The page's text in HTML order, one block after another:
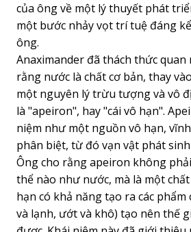
của ông về một lý thuyết phát
một bước nhảy vọt trí tuệ đáng
ông.
Anaximander đã thách thức quan
rằng nước là chất cơ bản, thay
một nguyên lý trừu tượng và vô
là "apeiron", hay "cái vô hạn".
niệm như một nguồn vô hạn,
phân biệt, từ đó vạn vật phát
Ông cho rằng apeiron không
thể nào như nước, mà là một
hạn có khả năng tạo ra các
và lạnh, ướt và khô) tạo nên thế